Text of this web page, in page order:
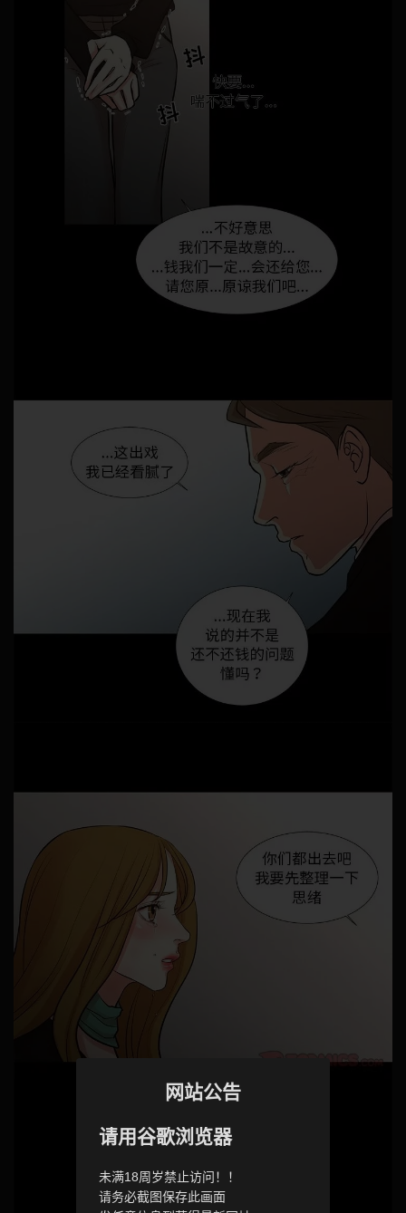
网站公告
请用谷歌浏览器
未满18周岁禁止访问！！
请务必截图保存此画面